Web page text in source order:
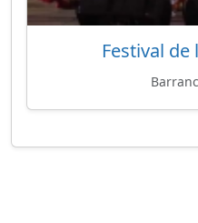
Festival de